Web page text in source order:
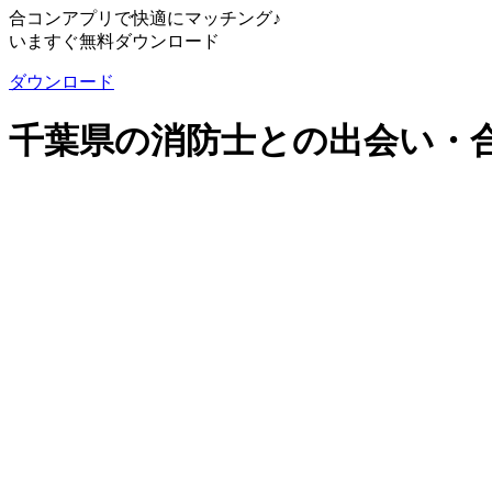
合コンアプリで快適にマッチング♪
いますぐ無料ダウンロード
ダウンロード
千葉県の消防士との出会い・